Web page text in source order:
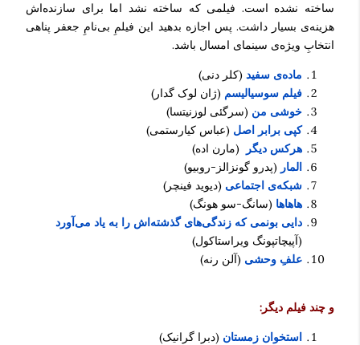
ساخته نشده است. فیلمی که ساخته نشد اما برای سازنده‌اش
هزینه‌ی بسیار داشت. پس اجازه بدهید این فیلمِ بی‌نامِ جعفر پناهی
انتخابِ ویژه‌ی سینمای امسال باشد.
ماده‌ی سفید (کلر دنی)
فیلم سوسیالیسم (ژان لوک گدار)
خوشی من (سرگئی لوزنیتسا)
کپی برابر اصل (عباس کیارستمی)
هرکس دیگر
(مارن اده)
المار (پدرو گونزالز-روبیو)
شبکه‌ی اجتماعی (دیوید فینچر)
هاهاها (سانگ-سو هونگ)
دایی بونمی که زندگی‌های گذشته‌اش را به یاد می‌آورد
(آپیچاتپونگ ویراستاکول)
علفِ وحشی (آلن رنه)
و چند فیلم دیگر:
استخوان زمستان (دبرا گرانیک)